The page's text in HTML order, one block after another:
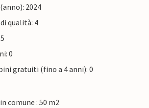
2024
qualità: 4
0
gratuiti (fino a 4 anni): 0
comune : 50 m2